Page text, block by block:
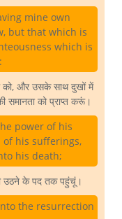
mine own
but that which is
which is
और उसके साथ दुखों में
समानता को प्राप्त करूं।
power of his
his sufferings,
his death;
उठने के पद तक पहुंचूं।
the resurrection